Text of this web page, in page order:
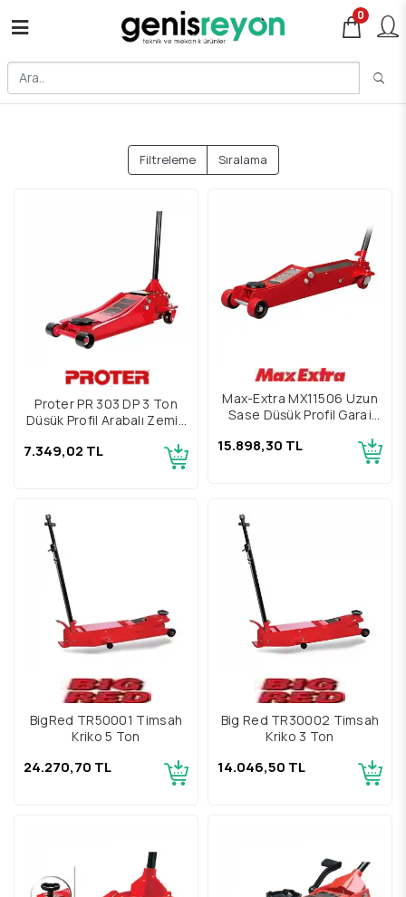
0
Filtreleme Sıralama
Proter PR 303 DP 3 Ton
Düşük Profil Arabalı Zemin
7.349,02 TL
Max-Extra MX11506 Uzun
Şase Düşük Profil Garaj
15.898,30 TL
BigRed TR50001 Timsah
Kriko 5 Ton
24.270,70 TL
Big Red TR30002 Timsah
Kriko 3 Ton
14.046,50 TL